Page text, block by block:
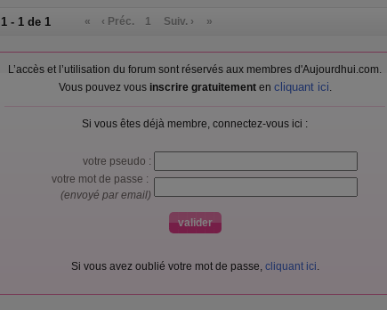
1 - 1 de 1 « ‹ Préc. 1 Suiv. › »
L’accès et l’utilisation du forum sont réservés aux membres d'Aujourdhui.com.
Vous pouvez vous inscrire gratuitementen cliquant ici.
Si vous êtes déjà membre, connectez-vous ici :
votre pseudo :
votre mot de passe :
(envoyé par email)
Si vous avez oublié votre mot de passe, cliquant ici.